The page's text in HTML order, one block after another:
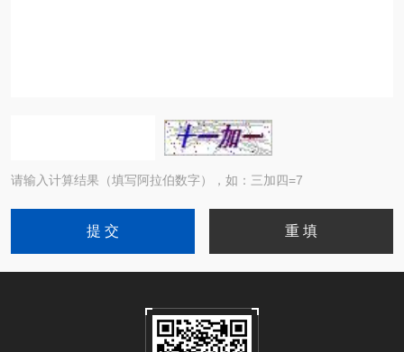
请输入计算结果（填写阿拉伯数字），如：三加四=7